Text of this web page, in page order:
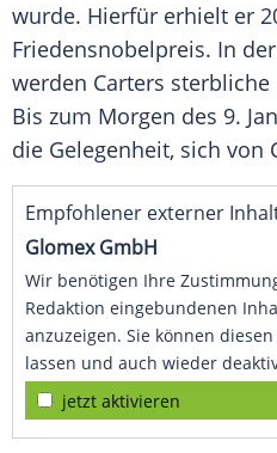
wurde. Hierfür erhielt er
Friedensnobelpreis. In der
werden Carters
Bis zum Morgen des 9.
die Gelegenheit, sich von
Empfohlener externer
Glomex GmbH
Wir benötigen Ihre
Redaktion eingebundenen
anzuzeigen. Sie können
lassen und auch wieder
jetzt aktivieren